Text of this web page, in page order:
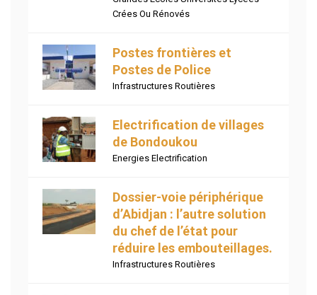
Crées Ou Rénovés
Postes frontières et
Postes de Police
Infrastructures Routières
Electrification de villages
de Bondoukou
Energies Electrification
Dossier-voie périphérique
d’Abidjan : l’autre solution
du chef de l’état pour
réduire les embouteillages.
Infrastructures Routières